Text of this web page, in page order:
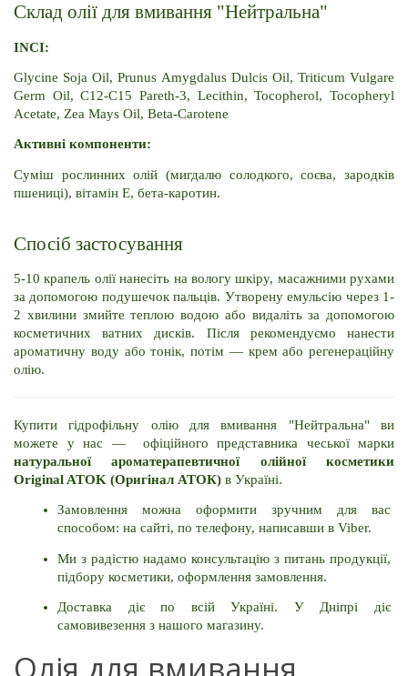
Склад олії для вмивання "Нейтральна"
INCI:
Glycine Soja Oil, Prunus Amygdalus Dulcis Oil, Triticum Vulgare
Germ Oil, C12-C15 Pareth-3, Lecithin, Tocopherol, Tocopheryl
Acetate, Zea Mays Oil, Beta-Carotene
Активні компоненти:
Суміш рослинних олій (мигдалю солодкого, соєва, зародків
пшениці), вітамін E, бета-каротин.
Спосіб застосування
5-10 крапель олії нанесіть на вологу шкіру, масажними рухами
за допомогою подушечок пальців. Утворену емульсію через 1-
2 хвилини змийте теплою водою або видаліть за допомогою
косметичних ватних дисків. Після рекомендуємо нанести
ароматичну воду або тонік, потім — крем або регенераційну
олію.
Купити гідрофільну олію для вмивання "Нейтральна" ви
натуральної ароматерапевтичної олійної косметики
Original ATOK (Оригінал АТОК) в Україні.
Замовлення можна оформити зручним для вас
способом: на сайті, по телефону, написавши в Viber.
Ми з радістю надамо консультацію з питань продукції,
підбору косметики, оформлення замовлення.
Доставка діє по всій Україні. У Дніпрі діє
самовивезення з нашого магазину.